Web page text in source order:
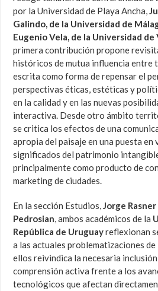
por la Universidad de Playa Ancha,
Galindo, de la Universidad de
Eugenio Vela, de la Universidad
primera contribución propone
históricos de mutua influencia entre
escrita como forma de repensar el
perspectivas éticas, estéticas y
en la calidad y en las nuevas
interactiva. Desde otro ámbito
se critica los efectos de una
apropia del paisaje en una puesta
significados del patrimonio
principalmente como producto de
marketing de ciudades.
En la sección Estudios,Jorge
Pedrosian, ambos académicos de la
República de Uruguayreflexionan
a las actuales problematizaciones
ellos reivindica la necesaria
comprensión activa frente a los
tecnológicos que afectan